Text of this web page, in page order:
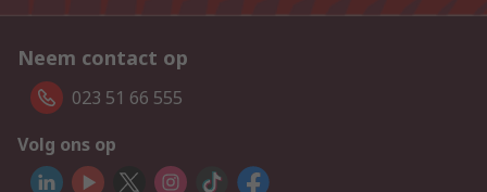
Neem contact op
023 51 66 555
Volg ons op